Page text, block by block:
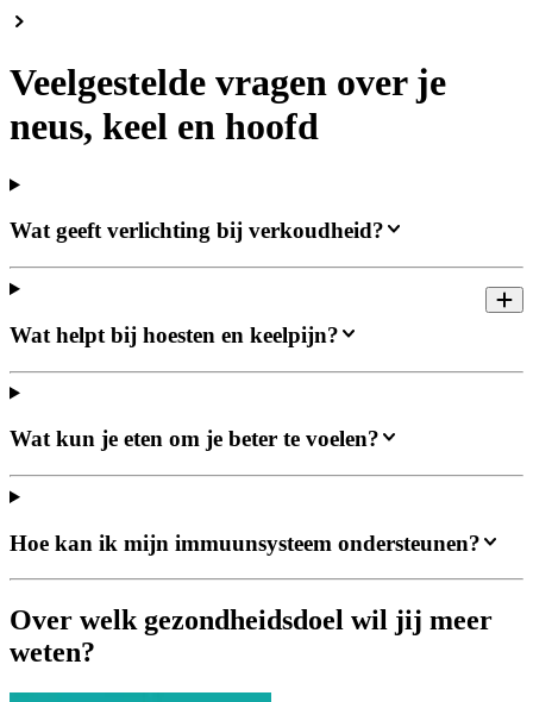
Veelgestelde vragen over je
neus, keel en hoofd
Wat geeft verlichting bij verkoudheid?
Wat helpt bij hoesten en keelpijn?
Wat kun je eten om je beter te voelen?
Hoe kan ik mijn immuunsysteem ondersteunen?
Over welk gezondheidsdoel wil jij meer
weten?